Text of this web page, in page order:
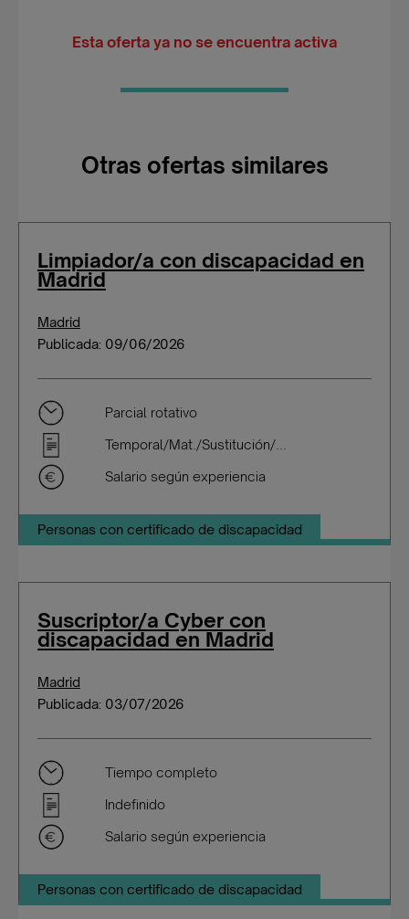
Esta oferta ya no se encuentra activa
Otras ofertas similares
Limpiador/a con discapacidad en
Madrid
Madrid
Publicada: 09/06/2026
Parcial rotativo
Temporal/Mat./Sustitución/...
Salario según experiencia
Personas con certificado de discapacidad
Suscriptor/a Cyber con
discapacidad en Madrid
Madrid
Publicada: 03/07/2026
Tiempo completo
Indefinido
Salario según experiencia
Personas con certificado de discapacidad